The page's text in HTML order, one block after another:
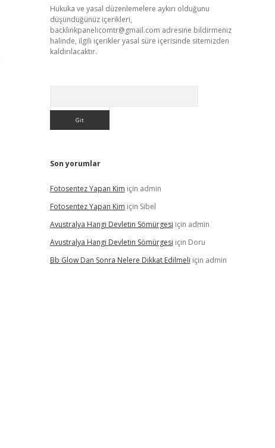
Hukuka ve yasal düzenlemelere aykırı olduğunu
düşündüğünüz içerikleri,
backlinkpanelicomtr@gmail.com adresine bildirmeniz
halinde, ilgili içerikler yasal süre içerisinde sitemizden
kaldırılacaktır.
Son yorumlar
Fotosentez Yapan Kim için admin
Fotosentez Yapan Kim için Sibel
Avustralya Hangi Devletin Sömürgesi için admin
Avustralya Hangi Devletin Sömürgesi için Doru
Bb Glow Dan Sonra Nelere Dikkat Edilmeli için admin